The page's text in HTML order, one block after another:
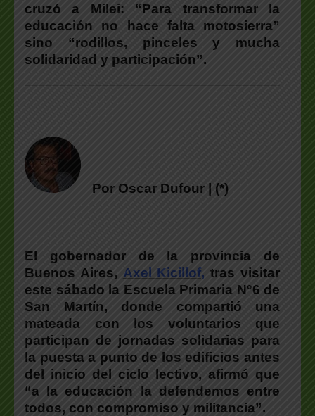
cruzó a Milei: “Para transformar la
educación no hace falta motosierra”
sino “rodillos, pinceles y mucha
solidaridad y participación”.
Por Oscar Dufour | (*)
El gobernador de la provincia de
Buenos Aires, Axel Kicillof, tras visitar
este sábado la Escuela Primaria N°6 de
San Martín, donde compartió una
mateada con los voluntarios que
participan de jornadas solidarias para
la puesta a punto de los edificios antes
del inicio del ciclo lectivo, afirmó que
“a la educación la defendemos entre
todos, con compromiso y militancia”.